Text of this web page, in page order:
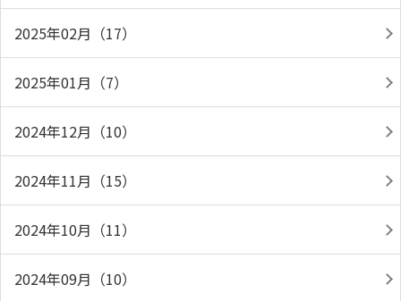
2025年02月（17）
2025年01月（7）
2024年12月（10）
2024年11月（15）
2024年10月（11）
2024年09月（10）